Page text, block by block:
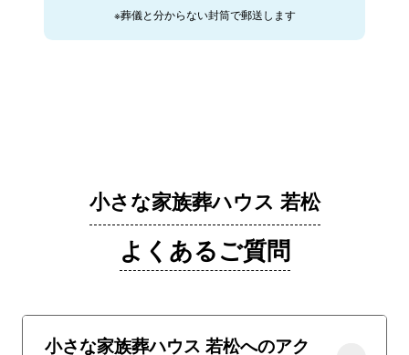
※葬儀と分からない封筒で郵送します
小さな家族葬ハウス 若松
よくあるご質問
小さな家族葬ハウス 若松へのアク